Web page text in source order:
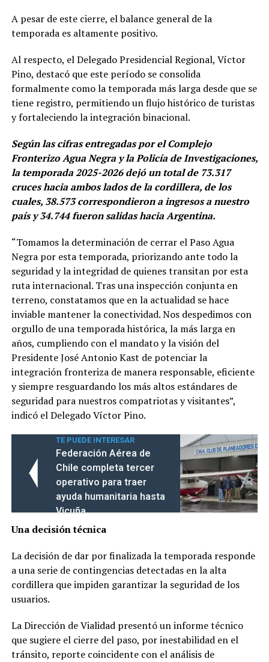
​A pesar de este cierre, el balance general de la
temporada es altamente positivo.
Al respecto, el Delegado Presidencial Regional, Víctor
Pino, destacó que este período se consolida
formalmente como la temporada más larga desde que se
tiene registro, permitiendo un flujo histórico de turistas
y fortaleciendo la integración binacional.
Según las cifras entregadas por el Complejo
Fronterizo Agua Negra y la Policía de Investigaciones,
la temporada 2025-2026 dejó un total de 73.317
cruces hacia ambos lados de la cordillera, de los
cuales, 38.573 correspondieron a ingresos a nuestro
país y 34.744 fueron salidas hacia Argentina.
“Tomamos la determinación de cerrar el Paso Agua
Negra por esta temporada, priorizando ante todo la
seguridad y la integridad de quienes transitan por esta
ruta internacional. Tras una inspección conjunta en
terreno, constatamos que en la actualidad se hace
inviable mantener la conectividad. Nos despedimos con
orgullo de una temporada histórica, la más larga en
años, cumpliendo con el mandato y la visión del
Presidente José Antonio Kast de potenciar la
integración fronteriza de manera responsable, eficiente
y siempre resguardando los más altos estándares de
seguridad para nuestros compatriotas y visitantes”,
indicó el Delegado Víctor Pino.
TE PUEDE INTERESAR
Federación Aérea de
Chile completa tercer
operativo para traer
ayuda humanitaria hasta
Vicuña
Una decisión técnica
​La decisión de dar por finalizada la temporada responde
a una serie de contingencias detectadas en la alta
cordillera que impiden garantizar la seguridad de los
usuarios.
​La Dirección de Vialidad presentó un informe técnico
que sugiere el cierre del paso, por inestabilidad en el
tránsito, reporte coincidente con el análisis de